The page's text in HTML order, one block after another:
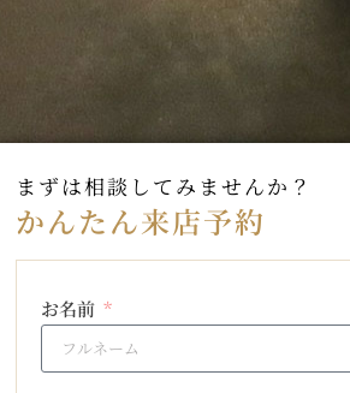
まずは相談してみませんか？
かんたん来店予約
お名前